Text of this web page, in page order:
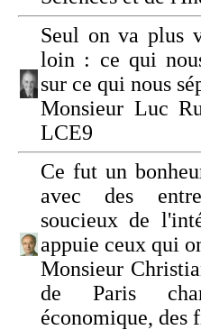
Seul on va plus
loin : ce qui
sur ce qui nous
Monsieur Luc
LCE9
Ce fut un
avec des
soucieux de
appuie ceux qui
Monsieur
de Paris
économique, des